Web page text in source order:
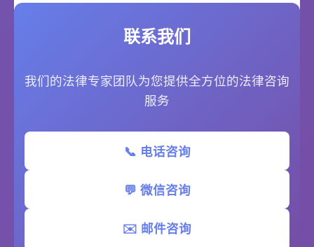
联系我们
我们的法律专家团队为您提供全方位的法律咨询
服务
📞 电话咨询
💬 微信咨询
✉️ 邮件咨询